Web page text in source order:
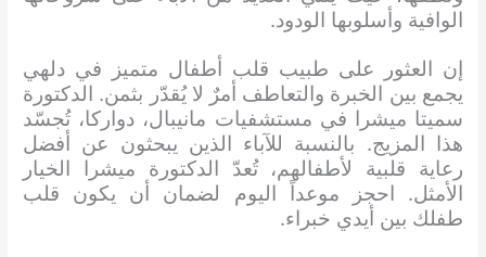
الوافية وأسلوبها الودود.
إن العثور على طبيب قلب أطفال متميز في دلهي
يجمع بين الخبرة والتعاطف أمرٌ لا يُقدّر بثمن. الدكتورة
سميتا ميشرا في مستشفيات مانيبال، دواركا، تُجسّد
هذا المزيج. بالنسبة للآباء الذين يبحثون عن أفضل
رعاية قلبية لأطفالهم، تُعدّ الدكتورة ميشرا الخيار
الأمثل. احجز موعداً اليوم لضمان أن يكون قلب
طفلك بين أيدي خبراء.